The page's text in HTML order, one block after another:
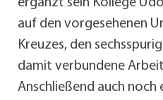
auf den vorgesehenen
Kreuzes, den
damit verbundene
Anschließend auch noch